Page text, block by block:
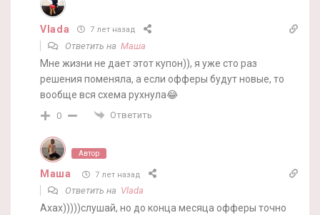
Vlada 7 лет назад
Ответить на Маша
Мне жизни не дает этот купон)), я уже сто раз
решения поменяла, а если офферы будут новые, то
вообще вся схема рухнула😂
0 Ответить
Автор
Маша 7 лет назад
Ответить на Vlada
Ахах)))))слушай, но до конца месяца офферы точно